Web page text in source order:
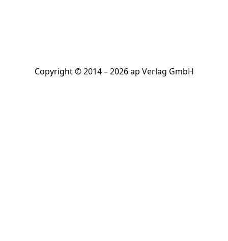
Copyright © 2014 – 2026 ap Verlag GmbH